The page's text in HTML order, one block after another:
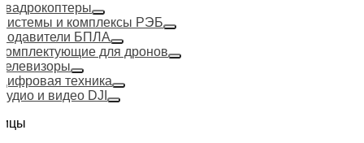
и комплексы РЭБ
БПЛА
для дронов
техника
и видео DJI